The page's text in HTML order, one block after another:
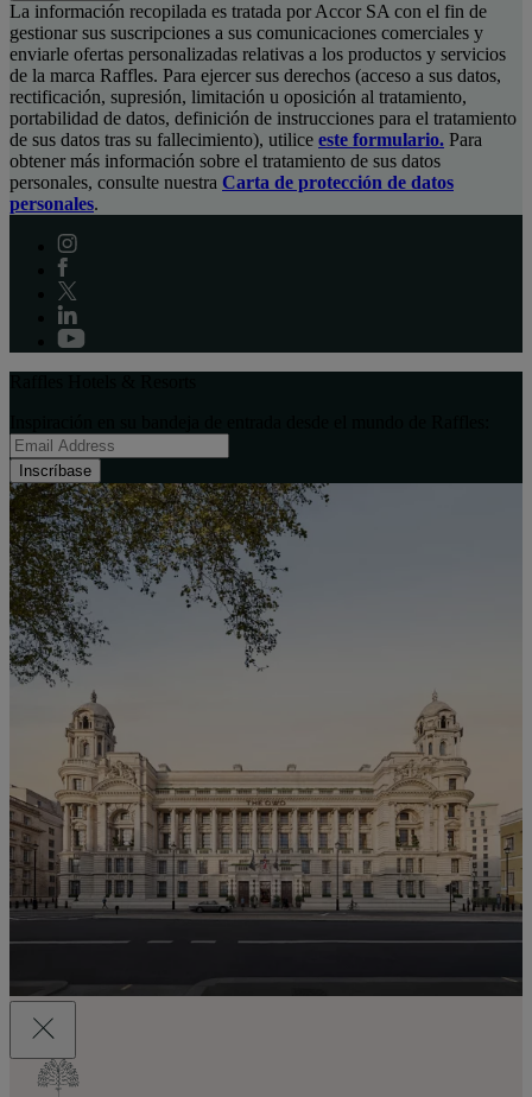
La información recopilada es tratada por Accor SA con el fin de
gestionar sus suscripciones a sus comunicaciones comerciales y
enviarle ofertas personalizadas relativas a los productos y servicios
de la marca Raffles. Para ejercer sus derechos (acceso a sus datos,
rectificación, supresión, limitación u oposición al tratamiento,
portabilidad de datos, definición de instrucciones para el tratamiento
de sus datos tras su fallecimiento), utilice este formulario. Para
obtener más información sobre el tratamiento de sus datos
personales, consulte nuestra Carta de protección de datos
personales.
Inscríbase